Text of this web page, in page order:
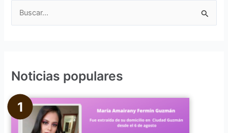
a
o
Noticias populares